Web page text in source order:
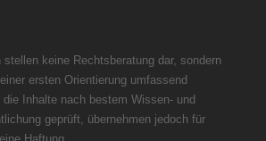
stellen keine Rechtsberatung dar, sondern
ersten Orientierung umfassend
Inhalte nach bestem Wissen- und
geprüft, übernehmen jedoch für